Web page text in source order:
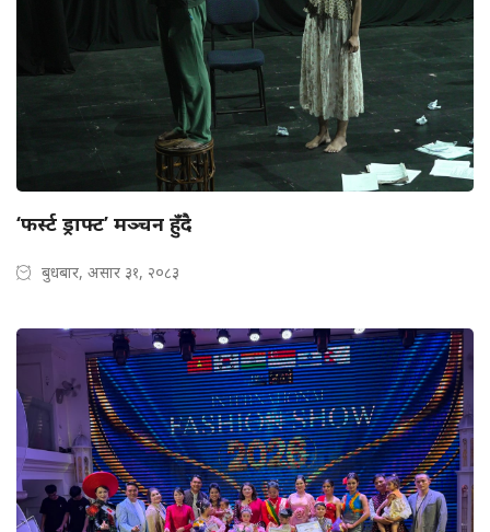
‘फर्स्ट ड्राफ्ट’ मञ्चन हुँदै
बुधबार, असार ३१, २०८३